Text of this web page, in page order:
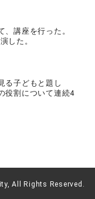
、講座を行った。
した。
る子どもと題し
役割について連続4
All Rights Reserved.